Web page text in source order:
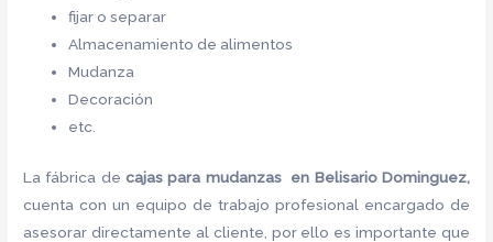
fijar o separar
Almacenamiento de alimentos
Mudanza
Decoración
etc.
La fábrica decajas para mudanzas en Belisario Dominguez,
cuenta con un equipo de trabajo profesional encargado de
asesorar directamente al cliente, por ello es importante que